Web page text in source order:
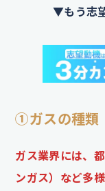
▼もう志
①ガスの種類
ガス業界には、
ンガス）など多